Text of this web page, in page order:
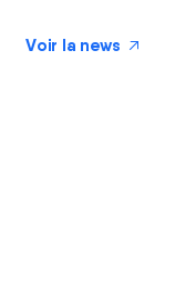
Voir la news ↗